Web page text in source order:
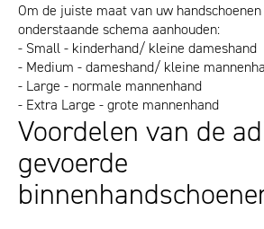
Om de juiste maat van uw
onderstaande schema aanhouden:
- Small - kinderhand/ kleine dameshand
- Medium - dameshand/ kleine
- Large - normale mannenhand
- Extra Large - grote mannenhand
Voordelen van de
gevoerde